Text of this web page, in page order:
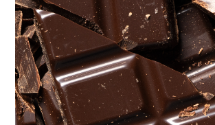
Врач Денисова
Крупнейший В Мире
Дизайнерские Идеи